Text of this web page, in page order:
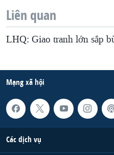
Liên quan
LHQ: Giao tranh lớn sắp
Mạng xã hội
Các dịch vụ